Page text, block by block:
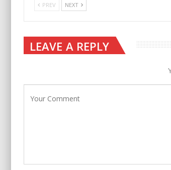
PREV NEXT
LEAVE A REPLY